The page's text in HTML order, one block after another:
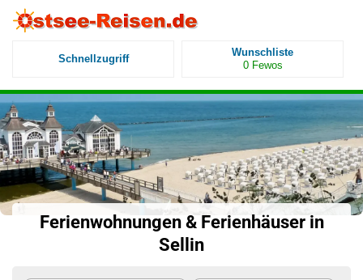
Schnellzugriff
Wunschliste
0 Fewos
Ferienwohnungen & Ferienhäuser in
Sellin